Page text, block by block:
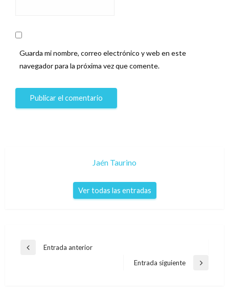
Guarda mi nombre, correo electrónico y web en este
navegador para la próxima vez que comente.
Jaén Taurino
Ver todas las entradas
Navegación
Entrada
Entrada anterior
Entrada
Entrada siguiente